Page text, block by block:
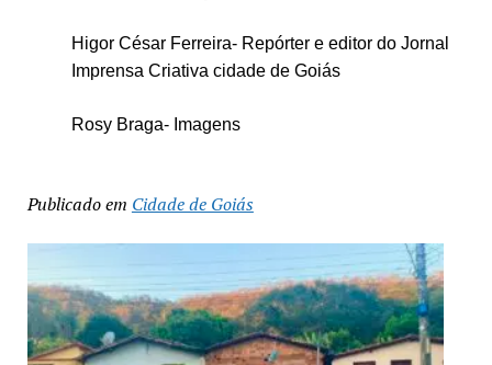
Higor César Ferreira- Repórter e editor do Jornal
Imprensa Criativa cidade de Goiás
Rosy Braga- Imagens
Publicado em Cidade de Goiás